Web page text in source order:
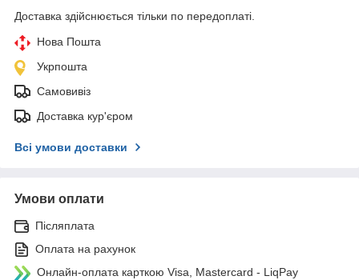
Доставка здійснюється тільки по передоплаті.
Нова Пошта
Укрпошта
Самовивіз
Доставка кур'єром
Всі умови доставки
Умови оплати
Післяплата
Оплата на рахунок
Онлайн-оплата карткою Visa, Mastercard - LiqPay